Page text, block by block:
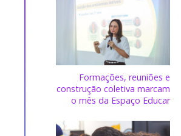
Formações, reuniões e
construção coletiva marcam
o mês da Espaço Educar